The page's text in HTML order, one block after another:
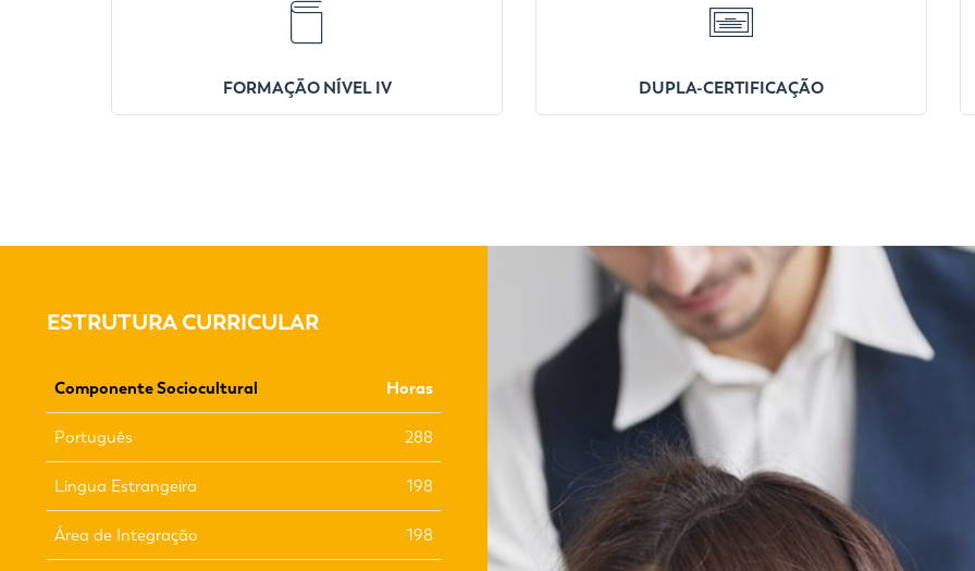
FORMAÇÃO NÍVEL IV DUPLA-CERTIFICAÇÃO
ESTRUTURA CURRICULAR
Componente Sociocultural Horas
Português 288
Língua Estrangeira 198
Área de Integração 198